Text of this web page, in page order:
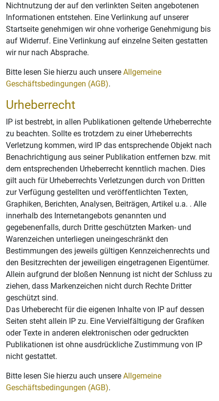
Nichtnutzung der auf den verlinkten Seiten angebotenen
Informationen entstehen. Eine Verlinkung auf unserer
Startseite genehmigen wir ohne vorherige Genehmigung bis
auf Widerruf. Eine Verlinkung auf einzelne Seiten gestatten
wir nur nach Absprache.
Bitte lesen Sie hierzu auch unsere Allgemeine
Geschäftsbedingungen (AGB).
Urheberrecht
IP ist bestrebt, in allen Publikationen geltende Urheberrechte
zu beachten. Sollte es trotzdem zu einer Urheberrechts
Verletzung kommen, wird IP das entsprechende Objekt nach
Benachrichtigung aus seiner Publikation entfernen bzw. mit
dem entsprechenden Urheberrecht kenntlich machen. Dies
gilt auch für Urheberrechts Verletzungen durch von Dritten
zur Verfügung gestellten und veröffentlichten Texten,
Graphiken, Berichten, Analysen, Beiträgen, Artikel u.a. . Alle
innerhalb des Internetangebots genannten und
gegebenenfalls, durch Dritte geschützten Marken- und
Warenzeichen unterliegen uneingeschränkt den
Bestimmungen des jeweils gültigen Kennzeichenrechts und
den Besitzrechten der jeweiligen eingetragenen Eigentümer.
Allein aufgrund der bloßen Nennung ist nicht der Schluss zu
ziehen, dass Markenzeichen nicht durch Rechte Dritter
geschützt sind.
Das Urheberecht für die eigenen Inhalte von IP auf dessen
Seiten steht allein IP zu. Eine Vervielfältigung der Grafiken
oder Texte in anderen elektronischen oder gedruckten
Publikationen ist ohne ausdrückliche Zustimmung von IP
nicht gestattet.
Bitte lesen Sie hierzu auch unsere Allgemeine
Geschäftsbedingungen (AGB).